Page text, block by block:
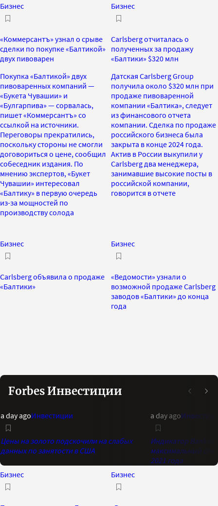
Бизнес
«Коммерсантъ» узнал о срыве
сделки по покупке «Балтикой»
двух пивоварен
Покупка «Балтикой» двух
пивоваренных компаний —
«Букета Чувашии» и
«Булгарпива» — сорвалась,
пишет «Коммерсантъ» со
ссылкой на источники.
Переговоры прекратились,
поскольку стороны не смогли
договориться о цене, сообщил
собеседник издания. По
мнению экспертов, «Букет
Чувашии» интересовал
«Балтику» в первую очередь
из-за мощностей по
производству солода
Бизнес
Carlsberg отчиталась о
полученных за продажу
«Балтики» $320 млн
Датская Carlsberg Group
получила около $320 млн при
продаже пивоваренной
компании «Балтика», следует
из финансового отчета
компании. Сделка по продаже
российского бизнеса была
закрыта в конце 2024 года.
Актив в России выкупили у
Carlsberg два менеджера,
занимавшие высокие посты в
российской компании,
говорится в отчете
Бизнес
Carlsberg объявила о продаже
«Балтики»
Бизнес
«Ведомости» узнали о
возможной продаже Carlsberg
заводов «Балтики» до конца
года
Forbes Инвестиции
a day agoИнвестиции
Цены на золото подскочили на слабых
данных по занятости в США
a day ago
Индикатор Bank of
максимальный
2021 года
Бизнес
Бизнес